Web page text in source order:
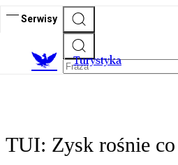
Serwisy
Turystyka
TUI: Zysk rośnie